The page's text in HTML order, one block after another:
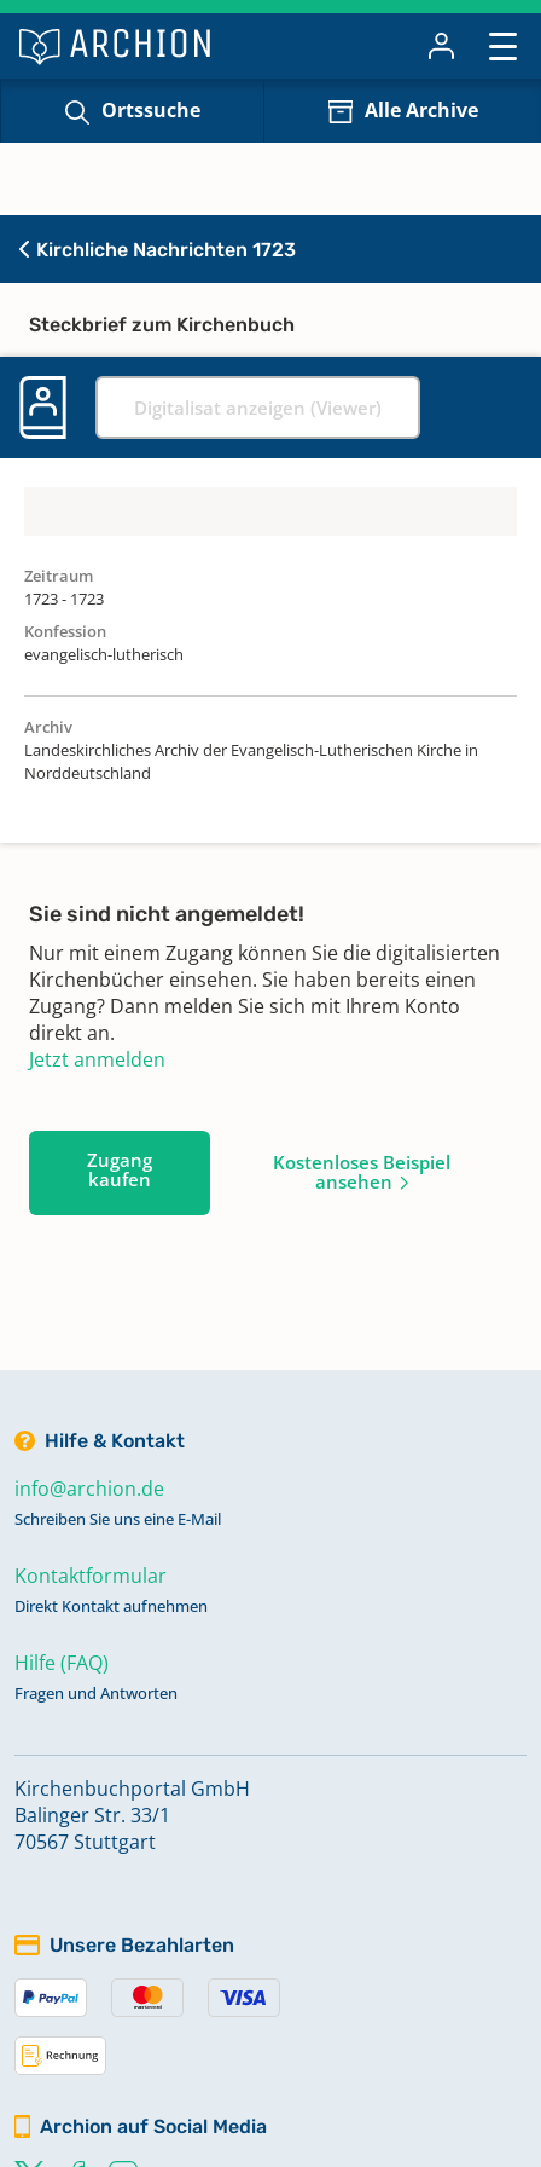
Ortssuche Alle Archive
Kirchliche Nachrichten 1723
Steckbrief zum Kirchenbuch
Digitalisat anzeigen (Viewer)
Zeitraum
1723 - 1723
Konfession
evangelisch-lutherisch
Archiv
Landeskirchliches Archiv der Evangelisch-Lutherischen Kirche in
Norddeutschland
Sie sind nicht angemeldet!
Nur mit einem Zugang können Sie die digitalisierten
Kirchenbücher einsehen. Sie haben bereits einen
Zugang? Dann melden Sie sich mit Ihrem Konto
direkt an.
Jetzt anmelden
Zugang
kaufen
Kostenloses Beispiel
ansehen
Hilfe & Kontakt
info@archion.de
Schreiben Sie uns eine E-Mail
Kontaktformular
Direkt Kontakt aufnehmen
Hilfe (FAQ)
Fragen und Antworten
Kirchenbuchportal GmbH
Balinger Str. 33/1
70567 Stuttgart
Unsere Bezahlarten
Archion auf Social Media